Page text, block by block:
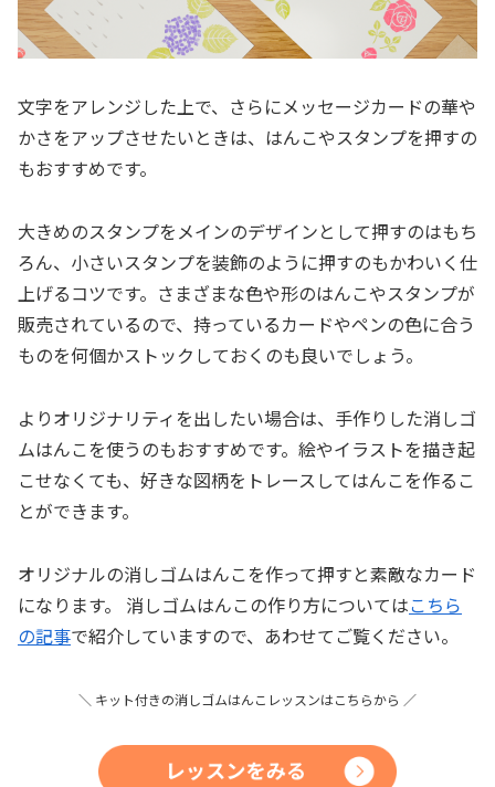
文字をアレンジした上で、さらにメッセージカードの華や
かさをアップさせたいときは、はんこやスタンプを押すの
もおすすめです。
大きめのスタンプをメインのデザインとして押すのはもち
ろん、小さいスタンプを装飾のように押すのもかわいく仕
上げるコツです。さまざまな色や形のはんこやスタンプが
販売されているので、持っているカードやペンの色に合う
ものを何個かストックしておくのも良いでしょう。
よりオリジナリティを出したい場合は、手作りした消しゴ
ムはんこを使うのもおすすめです。絵やイラストを描き起
こせなくても、好きな図柄をトレースしてはんこを作るこ
とができます。
オリジナルの消しゴムはんこを作って押すと素敵なカード
になります。 消しゴムはんこの作り方についてはこちら
の記事で紹介していますので、あわせてご覧ください。
＼ キット付きの消しゴムはんこレッスンはこちらから ／